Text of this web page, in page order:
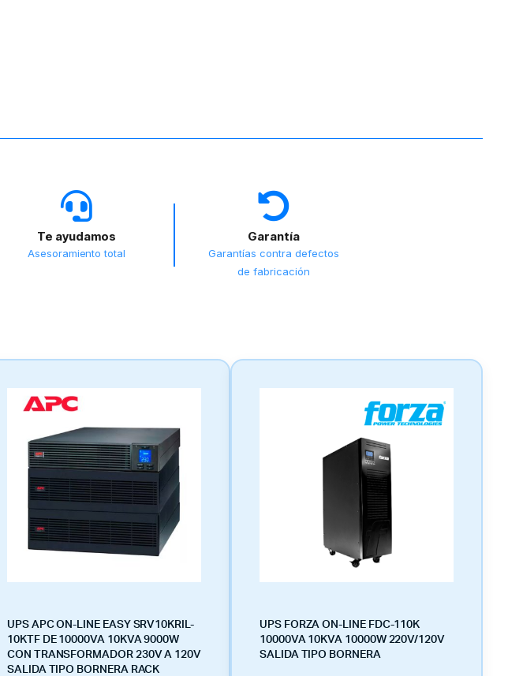
Te ayudamos
Asesoramiento total
Garantía
Garantías contra defectos
de fabricación
UPS APC ON-LINE EASY SRV10KRIL-
10KTF DE 10000VA 10KVA 9000W
CON TRANSFORMADOR 230V A 120V
SALIDA TIPO BORNERA RACK
UPS FORZA ON-LINE FDC-110K
10000VA 10KVA 10000W 220V/120V
SALIDA TIPO BORNERA